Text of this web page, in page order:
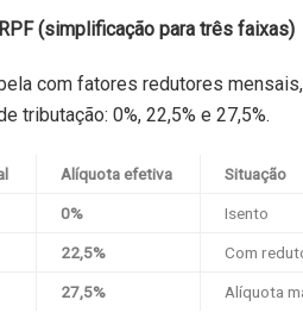
(simplificação para três faixas)
com fatores redutores
tributação: 0%, 22,5% e 27,5%.
Alíquota efetiva Situação
0% Isento
22,5% Com
27,5% Alíquota